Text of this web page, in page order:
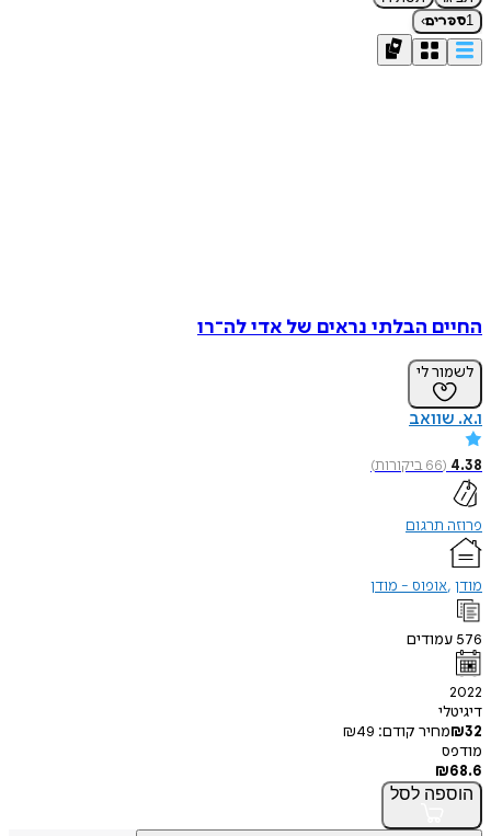
1ספרים›
החיים הבלתי נראים של אדי לה־רו
לשמור לי
ו.א. שוואב
4.38
(
66ביקורות)
פרוזה תרגום
מודן אופוס - מודן
576 עמודים
2022
דיגיטלי
₪32 מחיר קודם: ₪49
מודפס
₪68.6
הוספה לסל